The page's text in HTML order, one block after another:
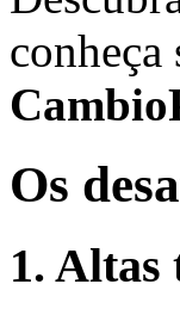
Os
1. Altas